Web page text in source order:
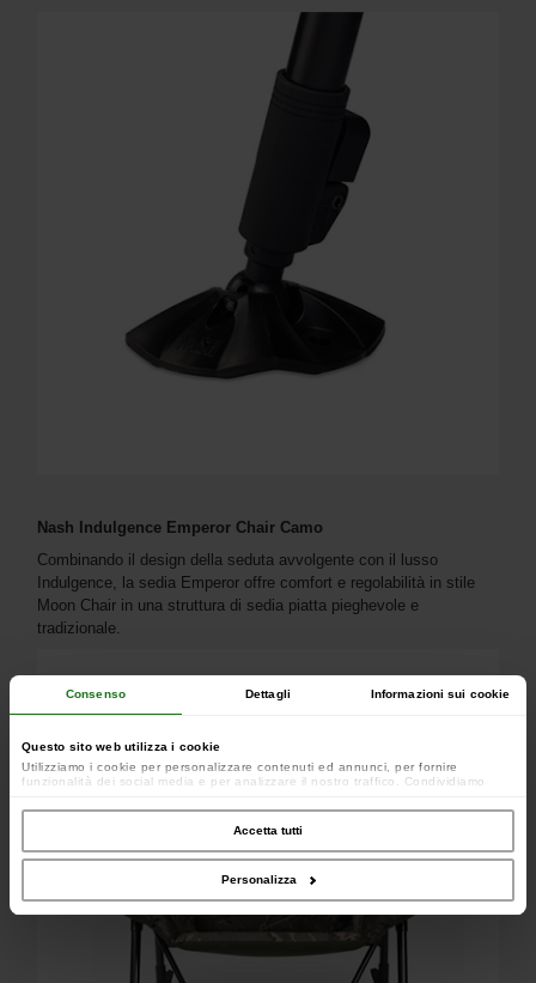
Consenso Dettagli Informazioni sui cookie
Questo sito web utilizza i cookie
Utilizziamo i cookie per personalizzare contenuti ed annunci, per fornire
funzionalità dei social media e per analizzare il nostro traffico. Condividiamo
occupano di analisi dei dati web, pubblicità e social media, i quali potrebbero
combinarle con altre informazioni che hai fornito loro o che hanno raccolto dal
Accetta tutti
Personalizza
Nash Indulgence Emperor Chair Camo
Combinando il design della seduta avvolgente con il lusso
Indulgence, la sedia Emperor offre comfort e regolabilità in stile
Moon Chair in una struttura di sedia piatta pieghevole e
tradizionale.